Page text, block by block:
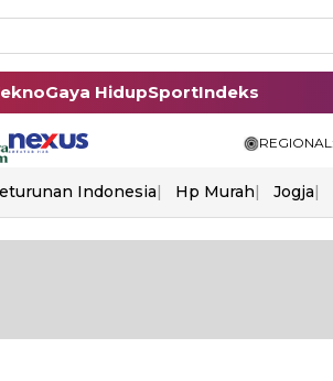
Gaya HidupSportIndeks
REGIONAL:
Indonesia Hp Murah Jogja